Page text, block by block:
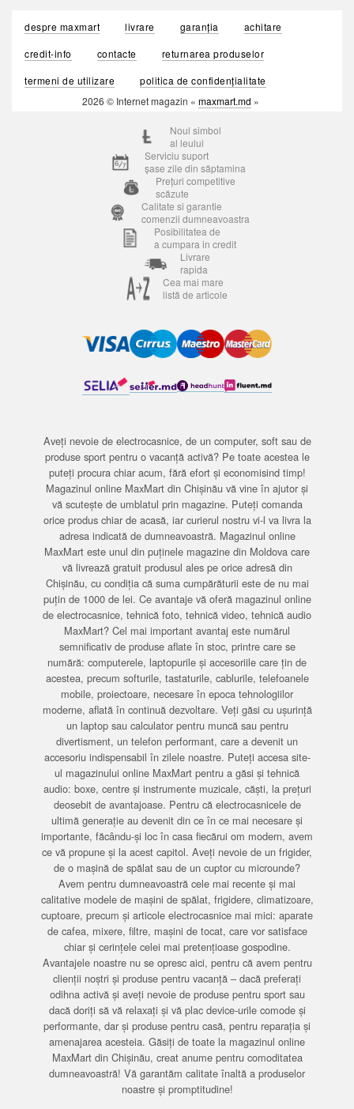
despre maxmart livrare garanția
achitare
credit-info
contacte
returnarea produselor
termeni de utilizare
politica de confidențialitate
2026 © Internet magazin « maxmart.md »
Noul simbol
al leului
Serviciu suport
șase zile din săptamina
Prețuri competitive
scăzute
Calitate si garantie
comenzii dumneavoastra
Posibilitatea de
a cumpara in credit
Livrare
rapida
Cea mai mare
listă de articole
Aveți nevoie de electrocasnice, de un computer, soft sau de
produse sport pentru o vacanță activă? Pe toate acestea le
puteți procura chiar acum, fără efort și economisind timp!
Magazinul online MaxMart din Chișinău vă vine în ajutor și
vă scutește de umblatul prin magazine. Puteți comanda
orice produs chiar de acasă, iar curierul nostru vi-l va livra la
adresa indicată de dumneavoastră. Magazinul online
MaxMart este unul din puținele magazine din Moldova care
vă livrează gratuit produsul ales pe orice adresă din
Chișinău, cu condiția că suma cumpărăturii este de nu mai
puțin de 1000 de lei. Ce avantaje vă oferă magazinul online
de electrocasnice, tehnică foto, tehnică video, tehnică audio
MaxMart? Cel mai important avantaj este numărul
semnificativ de produse aflate în stoc, printre care se
numără: computerele, laptopurile și accesoriile care țin de
acestea, precum softurile, tastaturile, cablurile, telefoanele
mobile, proiectoare, necesare în epoca tehnologiilor
moderne, aflată în continuă dezvoltare. Veți găsi cu ușurință
un laptop sau calculator pentru muncă sau pentru
divertisment, un telefon performant, care a devenit un
accesoriu indispensabil în zilele noastre. Puteți accesa site-
ul magazinului online MaxMart pentru a găsi și tehnică
audio: boxe, centre și instrumente muzicale, căști, la prețuri
deosebit de avantajoase. Pentru că electrocasnicele de
ultimă generație au devenit din ce în ce mai necesare și
importante, făcându-și loc în casa fiecărui om modern, avem
ce vă propune și la acest capitol. Aveți nevoie de un frigider,
de o mașină de spălat sau de un cuptor cu microunde?
Avem pentru dumneavoastră cele mai recente și mai
calitative modele de mașini de spălat, frigidere, climatizoare,
cuptoare, precum și articole electrocasnice mai mici: aparate
de cafea, mixere, filtre, mașini de tocat, care vor satisface
chiar și cerințele celei mai pretențioase gospodine.
Avantajele noastre nu se opresc aici, pentru că avem pentru
clienții noștri și produse pentru vacanță – dacă preferați
odihna activă și aveți nevoie de produse pentru sport sau
dacă doriți să vă relaxați și vă plac device-urile comode și
performante, dar și produse pentru casă, pentru reparația și
amenajarea acesteia. Găsiți de toate la magazinul online
MaxMart din Chișinău, creat anume pentru comoditatea
dumneavoastră! Vă garantăm calitate înaltă a produselor
noastre și promptitudine!